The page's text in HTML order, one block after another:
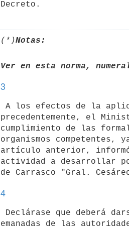
(*)Notas:
Ver en esta norma,
3
precedentemente, el
cumplimiento de las
organismos competentes,
artículo anterior,
actividad a desarrollar
4
emanadas de las